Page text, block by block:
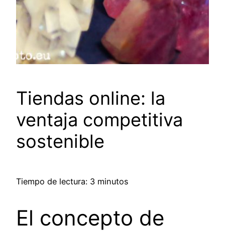
Tiendas online: la
ventaja competitiva
sostenible
Tiempo de lectura: 3 minutos
El concepto de